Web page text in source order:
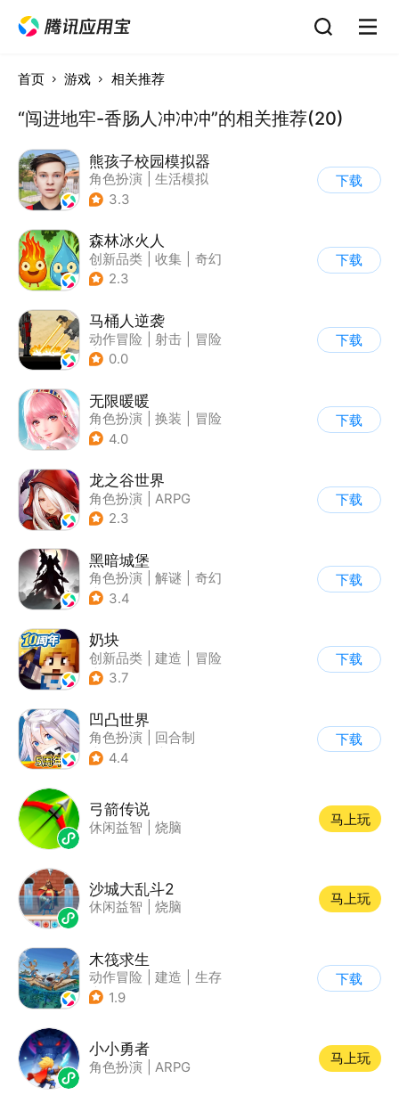
首页 游戏 相关推荐
“闯进地牢-香肠人冲冲冲”的相关推荐(20)
熊孩子校园模拟器
角色扮演
生活模拟
| 写实
3.3
下载
森林冰火人
创新品类 收集
奇幻
| 儿童游戏
2.3
下载
马桶人逆袭
动作冒险 射击
冒险
| 像素风
0.0
下载
无限暖暖
角色扮演 换装
冒险
| 开放世界
4.0
下载
龙之谷世界
角色扮演
ARPG
| 奇幻
2.3
下载
黑暗城堡
角色扮演 解谜
奇幻
| 暗黑
3.4
下载
奶块
创新品类 建造
冒险
| 开放世界
3.7
下载
凹凸世界
角色扮演
回合制
| 动漫改编
4.4
下载
弓箭传说
休闲益智 烧脑
马上玩
沙城大乱斗2
休闲益智 烧脑
马上玩
木筏求生
动作冒险 建造
生存
| 写实
1.9
下载
小小勇者
角色扮演 ARPG
马上玩